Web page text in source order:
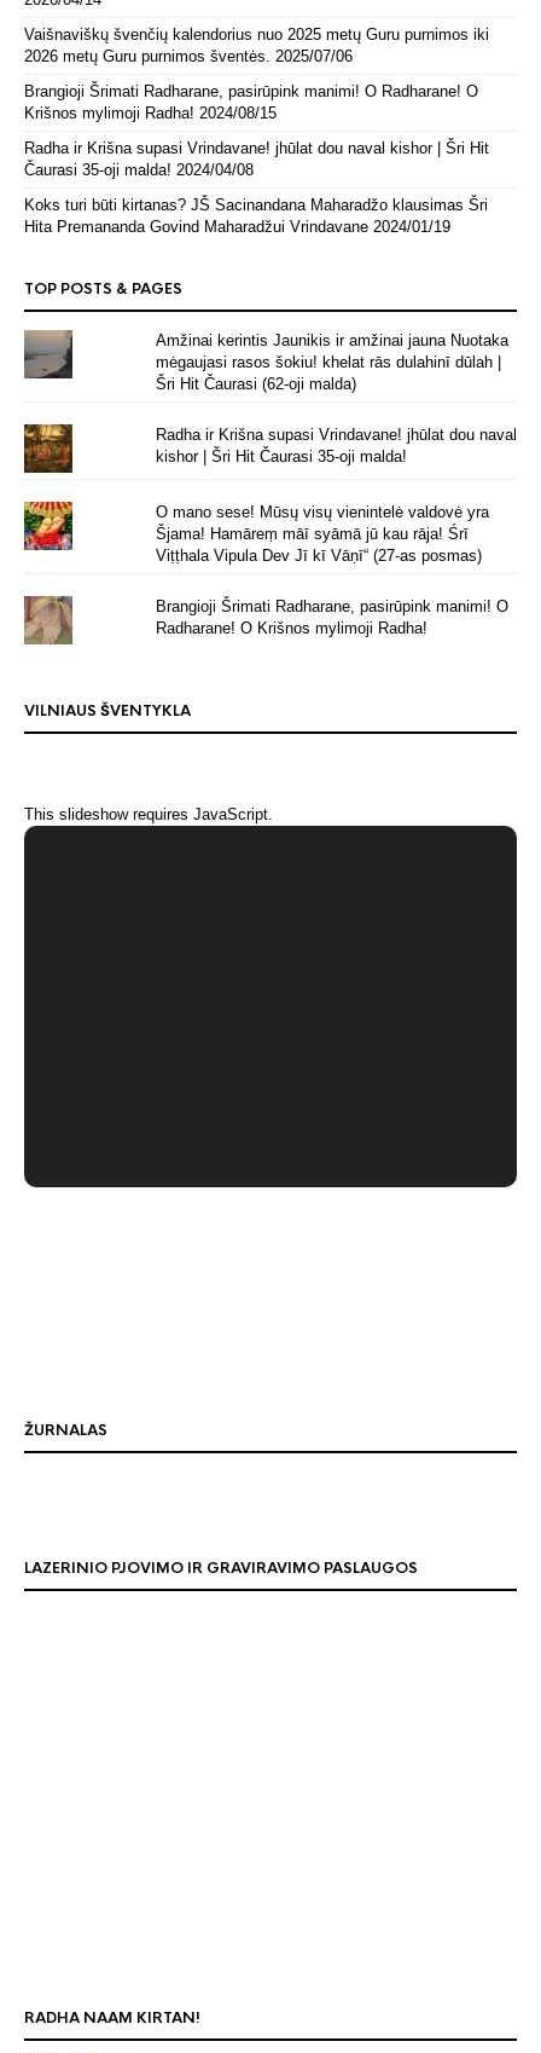
Vaišnaviškų švenčių kalendorius nuo 2025 metų Guru purnimos iki
2026 metų Guru purnimos šventės.
2025/07/06
Brangioji Šrimati Radharane, pasirūpink manimi! O Radharane! O
Krišnos mylimoji Radha! 2024/08/15
Radha ir Krišna supasi Vrindavane! jhūlat dou naval kishor | Šri Hit
Čaurasi 35-oji malda! 2024/04/08
Koks turi būti kirtanas? JŠ Sacinandana Maharadžo klausimas Šri
Hita Premananda Govind Maharadžui Vrindavane 2024/01/19
TOP POSTS & PAGES
Amžinai kerintis Jaunikis ir amžinai jauna Nuotaka
mėgaujasi rasos šokiu! khelat rās dulahinī dūlah |
Šri Hit Čaurasi (62-oji malda)
Radha ir Krišna supasi Vrindavane! jhūlat dou naval
kishor | Šri Hit Čaurasi 35-oji malda!
O mano sese! Mūsų visų vienintelė valdovė yra
Šjama! Hamāreṃ māī syāmā jū kau rāja! Śrī
Viṭṭhala Vipula Dev Jī kī Vāṇī“ (27-as posmas)
Brangioji Šrimati Radharane, pasirūpink manimi! O
Radharane! O Krišnos mylimoji Radha!
VILNIAUS ŠVENTYKLA
This slideshow requires JavaScript.
ŽURNALAS
LAZERINIO PJOVIMO IR GRAVIRAVIMO PASLAUGOS
RADHA NAAM KIRTAN!